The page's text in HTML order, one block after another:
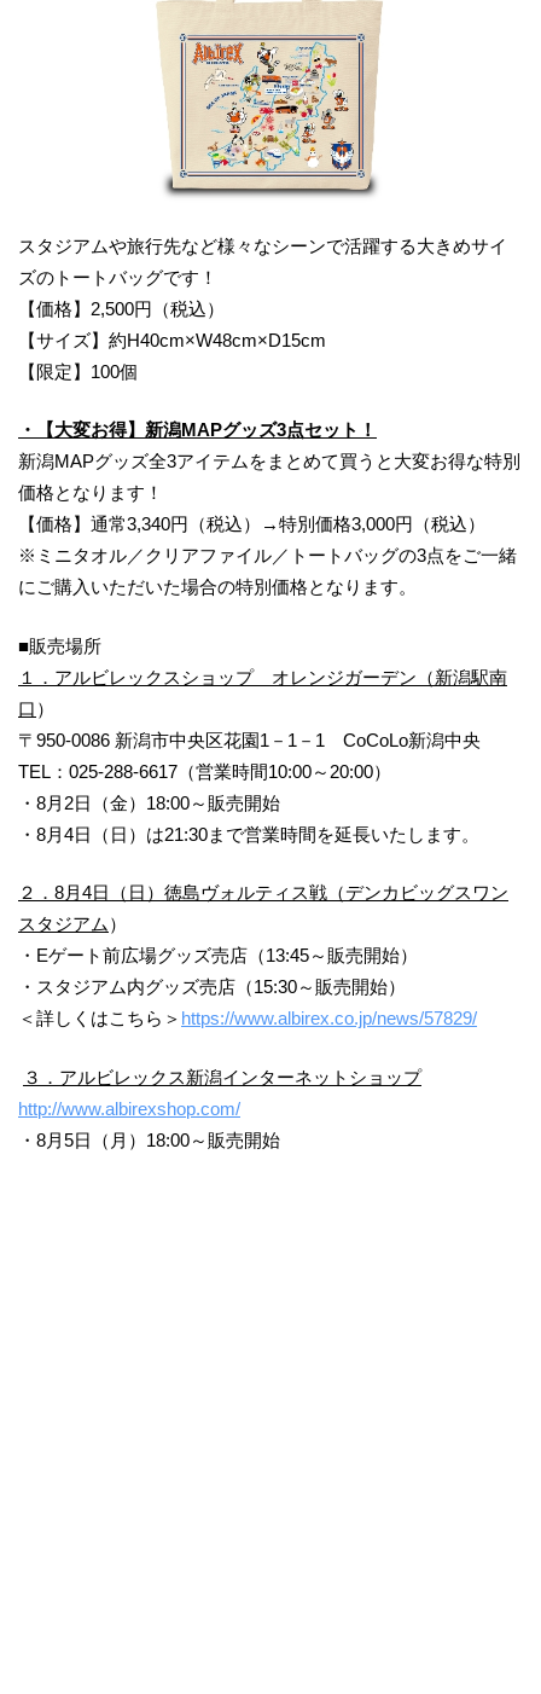
スタジアムや旅行先など様々なシーンで活躍する大きめサイ
ズのトートバッグです！
【価格】2,500円（税込）
【サイズ】約H40cm×W48cm×D15cm
【限定】100個
・【大変お得】新潟MAPグッズ3点セット！
新潟MAPグッズ全3アイテムをまとめて買うと大変お得な特別
価格となります！
【価格】通常3,340円（税込）→特別価格3,000円（税込）
※ミニタオル／クリアファイル／トートバッグの3点をご一緒
にご購入いただいた場合の特別価格となります。
■販売場所
１．アルビレックスショップ オレンジガーデン（新潟駅南
口 ）
〒950-0086 新潟市中央区花園1－1－1 CoCoLo新潟中央
TEL：025-288-6617（営業時間10:00～20:00）
・8月2日（金）18:00～販売開始
・8月4日（日）は21:30まで営業時間を延長いたします。
２．8月4日（日）徳島ヴォルティス戦（デンカビッグスワン
スタジアム ）
・Eゲート前広場グッズ売店（13:45～販売開始）
・スタジアム内グッズ売店（15:30～販売開始）
＜詳しくはこちら＞ https://www.albirex.co.jp/news/57829/
３．アルビレックス新潟インターネットショップ
http://www.albirexshop.com/
・8月5日（月）18:00～販売開始